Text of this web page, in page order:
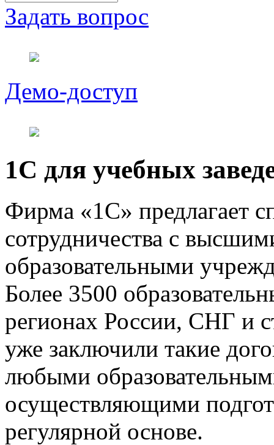
Задать вопрос
Демо-доступ
1С для учебных
Фирма «1С» предлагает
сотрудничества с
образовательными
Более 3500
регионах России, СНГ и
уже заключили такие
любыми
осуществляющими
регулярной основе.